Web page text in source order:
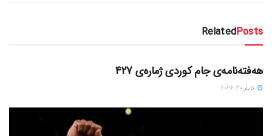
RelatedPosts
دسته‌بندی نشده
هەفتەنامەی جام کوردی ژمارەی 427
ئایار 20, 2026